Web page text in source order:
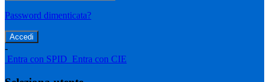
Password dimenticata?
-
Entra con SPID Entra con CIE